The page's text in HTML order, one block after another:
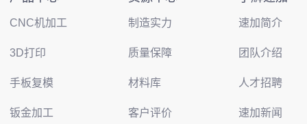
CNC机加工
3D打印
手板复模
钣金加工
制造实力
质量保障
材料库
客户评价
速加简介
团队介绍
人才招聘
速加新闻